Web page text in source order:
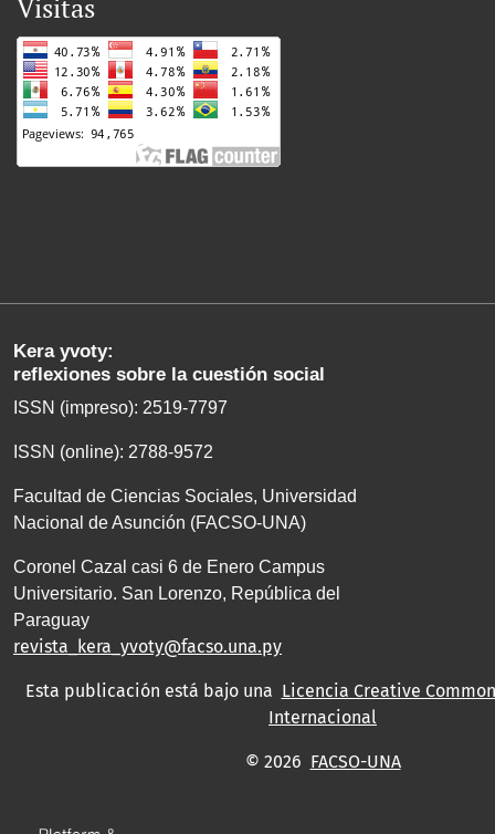
Visitas
Kera yvoty:
reflexiones sobre la cuestión social
ISSN (impreso): 2519-7797
ISSN (online): 2788-9572
Facultad de Ciencias Sociales, Universidad
Nacional de Asunción (FACSO-UNA)
Coronel Cazal casi 6 de Enero Campus
Universitario. San Lorenzo, República del
Paraguay
revista_kera_yvoty@facso.una.py
Esta publicación está bajo una Licencia Creative
Internacional
© 2026 FACSO-UNA